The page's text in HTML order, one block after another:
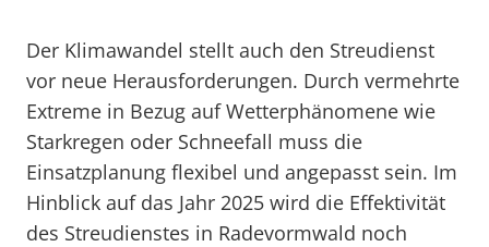
Der Klimawandel stellt auch den Streudienst
vor neue Herausforderungen. Durch vermehrte
Extreme in Bezug auf Wetterphänomene wie
Starkregen oder Schneefall muss die
Einsatzplanung flexibel und angepasst sein. Im
Hinblick auf das Jahr 2025 wird die Effektivität
des Streudienstes in Radevormwald noch